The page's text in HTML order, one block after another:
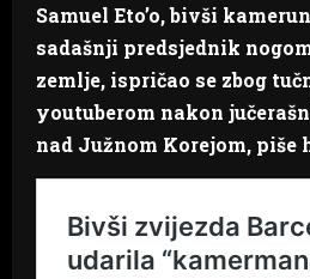
Samuel Eto’o, bivši
sadašnji predsjednik
zemlje, ispričao se zbog
youtuberom nakon
nad Južnom Korejom, piše